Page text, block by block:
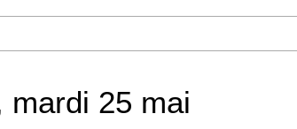
mardi 25 mai